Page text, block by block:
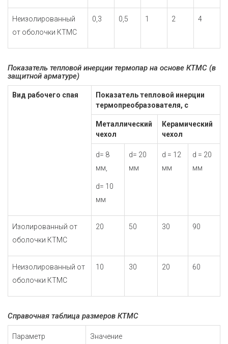
Неизолированный
от оболочки КТМС
0,3 0,5 1 2 4
Показатель тепловой инерции термопар на основе КТМС (в
защитной арматуре)
Вид рабочего спая
Показатель тепловой инерции
термопреобразователя, с
Металлический
чехол
Керамический
чехол
d= 8
мм,
d= 10
мм
d= 20
мм
d = 12
мм
d = 20
мм
Изолированный от
оболочки КТМС
20 50 30 90
Неизолированный от
оболочки КТМС
10 30 20 60
Справочная таблица размеров КТМС
Параметр Значение